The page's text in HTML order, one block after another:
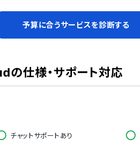
予算に合うサービスを診断する
の仕様・サポート対応
チャットサポートあり